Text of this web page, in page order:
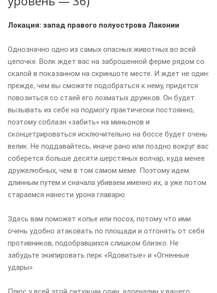
Локация: запад правого полуострова Лаконии
Однозначно одно из самых опасных животных во всей
цепочке. Волк ждет вас на заброшенной ферме рядом со
скалой в показанном на скриншоте месте. И ждет не один:
прежде, чем вы сможете подобраться к нему, придется
повозиться со стаей его лохматых дружков. Он будет
вызывать их себе на подмогу практически постоянно,
поэтому соблазн «забить» на миньонов и
сконцетрироваться исключительно на боссе будет очень
велик. Не поддавайтесь, иначе рано или поздно вокруг вас
соберется больше десяти шерстяных волчар, куда менее
дружелюбных, чем в том самом меме. Поэтому идем
длинным путем и сначала убиваем именно их, а уже потом
стараемся нанести урона главарю.
Здесь вам поможет копье или посох, потому что ими
очень удобно атаковать по площади и отгонять от себя
противников, подобравшихся слишком близко. Не
забудьте экипировать перк «Ядовитые» и «Огненные
удары».